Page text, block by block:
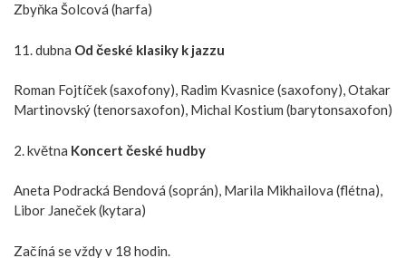
Zbyňka Šolcová (harfa)
11. dubna Od české klasiky k jazzu
Roman Fojtíček (saxofony), Radim Kvasnice (saxofony), Otakar
Martinovský (tenorsaxofon), Michal Kostium (barytonsaxofon)
2. května Koncert české hudby
Aneta Podracká Bendová (soprán), Marila Mikhailova (flétna),
Libor Janeček (kytara)
Začíná se vždy v 18 hodin.